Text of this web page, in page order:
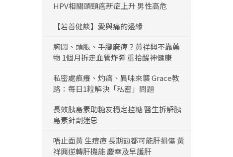
HPV相關頭頸癌新症上升 男性高危
【若善健談】愛與痛的邊緣
胸悶、頭脹、手腳麻痺？黃祥興不靠藥
物 1個月拆走血管炸彈 重拾醒神健康
私密處痕癢、灼痛、異味來襲 Grace教
路：每日1粒解決「私密」問題
長效胰島素助糖友穩定控糖 醫生拆解胰
島素針劑迷思
唔止面黃 生痘痘 長期攰都可能肝損傷 黃
祥興逆轉肝機能 慶幸及早護肝